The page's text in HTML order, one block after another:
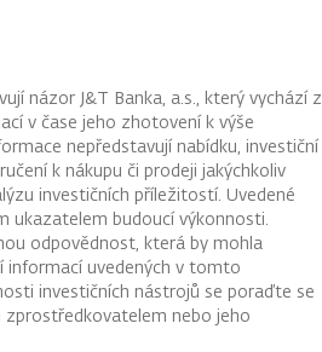
názor J&T Banka, a.s., který vychází z
v čase jeho zhotovení k výše
nepředstavují nabídku, investiční
k nákupu či prodeji jakýchkoliv
investičních příležitostí. Uvedené
ukazatelem budoucí výkonnosti.
odpovědnost, která by mohla
informací uvedených v tomto
investičních nástrojů se poraďte se
zprostředkovatelem nebo jeho